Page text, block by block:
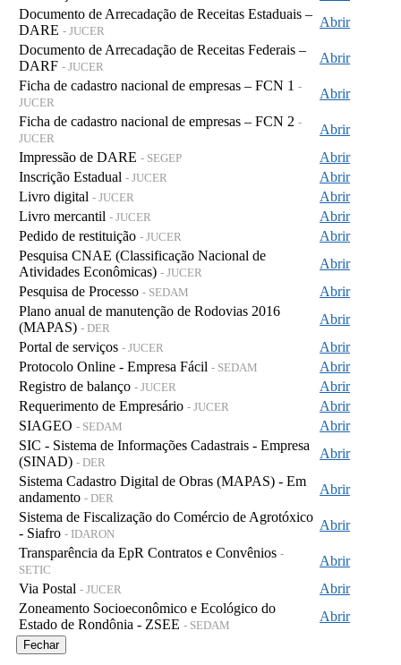
Documento de Arrecadação de Receitas Estaduais –
DARE - JUCER
Abrir
Documento de Arrecadação de Receitas Federais –
DARF - JUCER
Abrir
Ficha de cadastro nacional de empresas – FCN 1 -
JUCER
Abrir
Ficha de cadastro nacional de empresas – FCN 2 -
JUCER
Abrir
Impressão de DARE - SEGEP
Abrir
Inscrição Estadual - JUCER
Abrir
Livro digital - JUCER
Abrir
Livro mercantil - JUCER
Abrir
Pedido de restituição - JUCER
Abrir
Pesquisa CNAE (Classificação Nacional de
Atividades Econômicas) - JUCER
Abrir
Pesquisa de Processo - SEDAM
Abrir
Plano anual de manutenção de Rodovias 2016
(MAPAS) - DER
Abrir
Portal de serviços - JUCER
Abrir
Protocolo Online - Empresa Fácil - SEDAM
Abrir
Registro de balanço - JUCER
Abrir
Requerimento de Empresário - JUCER
Abrir
SIAGEO - SEDAM
Abrir
SIC - Sistema de Informações Cadastrais - Empresa
(SINAD) - DER
Abrir
Sistema Cadastro Digital de Obras (MAPAS) - Em
andamento - DER
Abrir
Sistema de Fiscalização do Comércio de Agrotóxico
- Siafro - IDARON
Abrir
Transparência da EpR Contratos e Convênios -
SETIC
Abrir
Via Postal - JUCER
Abrir
Zoneamento Socioeconômico e Ecológico do
Estado de Rondônia - ZSEE - SEDAM
Abrir
Fechar